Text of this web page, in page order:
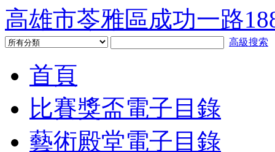
高雄市苓雅區成功一路
高級搜索
首頁
比賽獎盃電子目錄
藝術殿堂電子目錄